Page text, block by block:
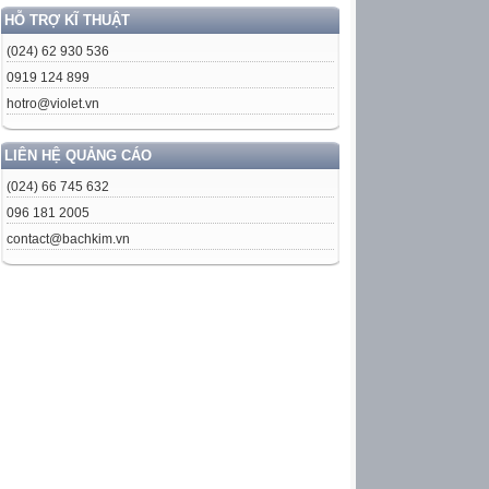
HỖ TRỢ KĨ THUẬT
(024) 62 930 536
0919 124 899
hotro@violet.vn
LIÊN HỆ QUẢNG CÁO
(024) 66 745 632
096 181 2005
contact@bachkim.vn